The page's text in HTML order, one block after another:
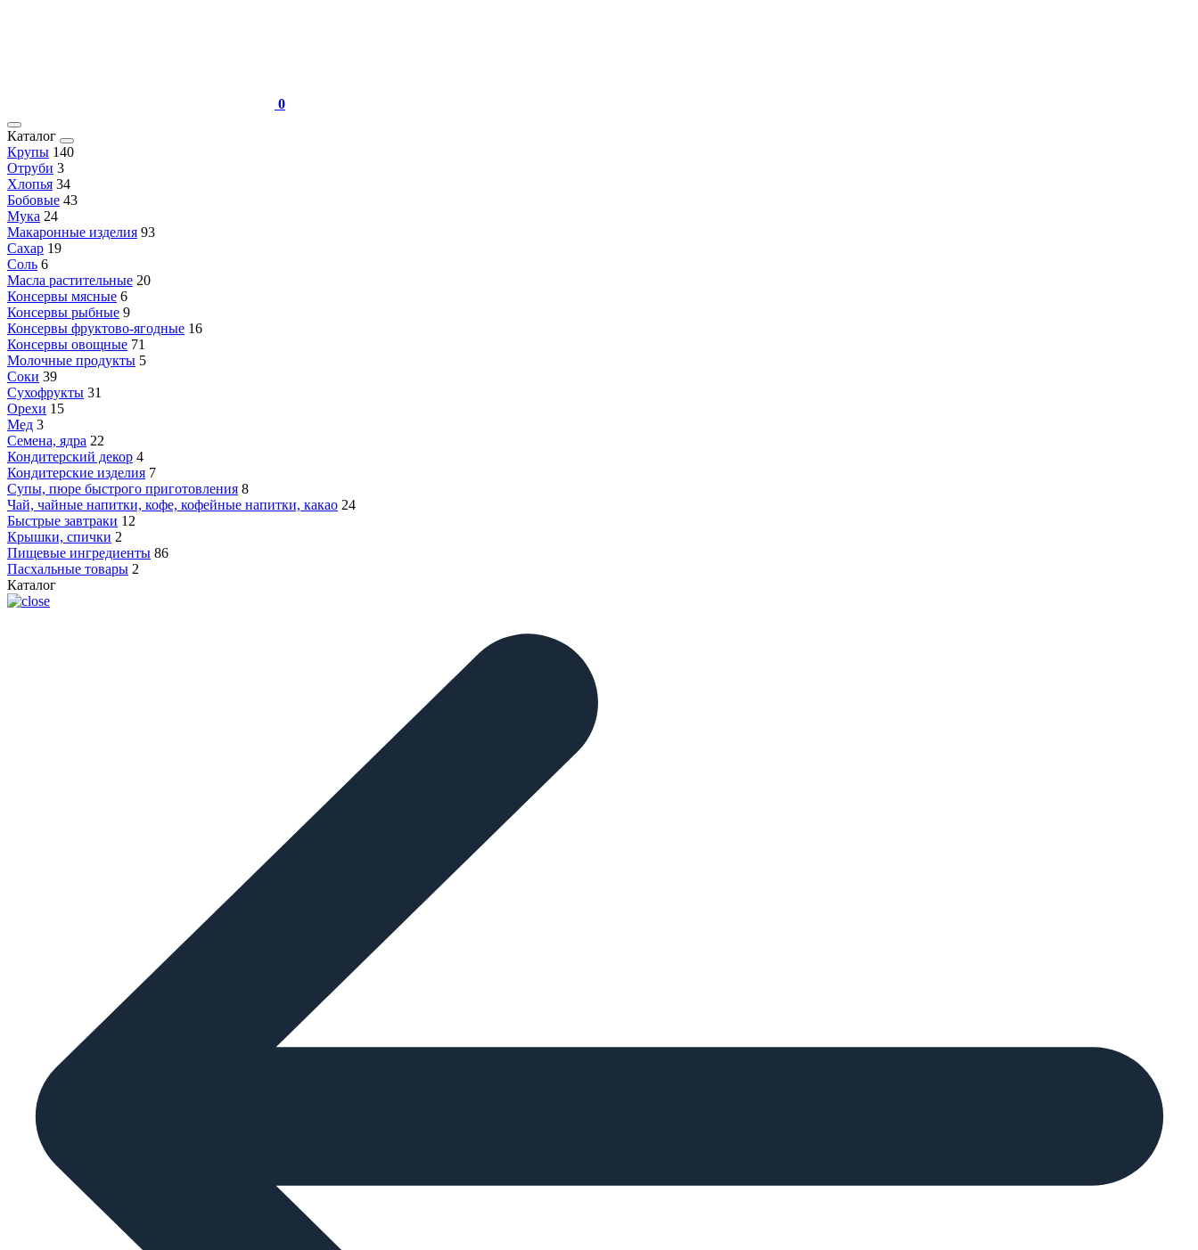
0
Каталог
Крупы 140
Отруби 3
Хлопья 34
Бобовые 43
Мука 24
Макаронные изделия 93
Сахар 19
Соль 6
Масла растительные 20
Консервы мясные 6
Консервы рыбные 9
Консервы фруктово-ягодные 16
Консервы овощные 71
Молочные продукты 5
Соки 39
Сухофрукты 31
Орехи 15
Мед 3
Семена, ядра 22
Кондитерский декор 4
Кондитерские изделия 7
Супы, пюре быстрого приготовления 8
Чай, чайные напитки, кофе, кофейные напитки, какао 24
Быстрые завтраки 12
Крышки, спички 2
Пищевые ингредиенты 86
Пасхальные товары 2
Каталог